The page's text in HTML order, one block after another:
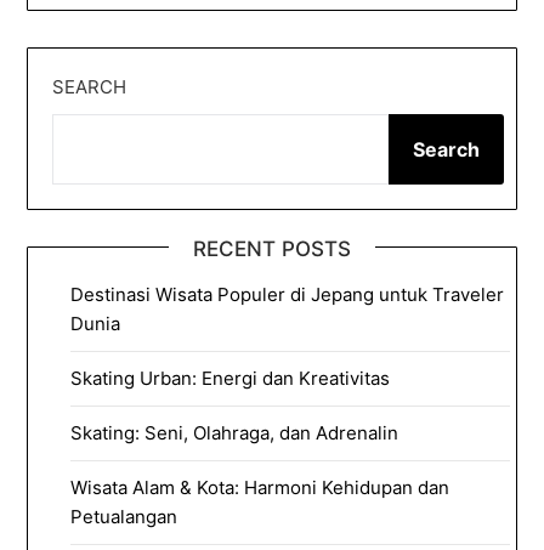
SEARCH
Search
RECENT POSTS
Destinasi Wisata Populer di Jepang untuk Traveler
Dunia
Skating Urban: Energi dan Kreativitas
Skating: Seni, Olahraga, dan Adrenalin
Wisata Alam & Kota: Harmoni Kehidupan dan
Petualangan